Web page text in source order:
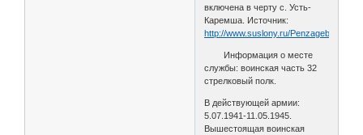
включена в черту с. Усть-
Каремша. Источник:
http://www.suslony.ru/Penzagebiet/
Информация о месте
службы: воинская часть 32
стрелковый полк.
В действующей армии:
5.07.1941-11.05.1945.
Вышестоящая воинская